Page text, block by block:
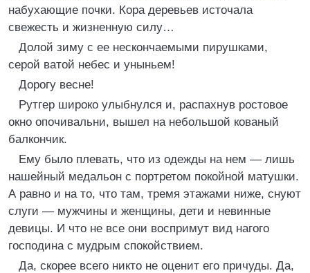
набухающие почки. Кора деревьев источала
свежесть и жизненную силу…
Долой зиму с ее нескончаемыми пирушками,
серой ватой небес и уныньем!
Дорогу весне!
Рутгер широко улыбнулся и, распахнув ростовое
окно опочивальни, вышел на небольшой кованый
балкончик.
Ему было плевать, что из одежды на нем — лишь
нашейный медальон с портретом покойной матушки.
А равно и на то, что там, тремя этажами ниже, снуют
слуги — мужчины и женщины, дети и невинные
девицы. И что не все они воспримут вид нагого
господина с мудрым спокойствием.
Да, скорее всего никто не оценит его причуды. Да,